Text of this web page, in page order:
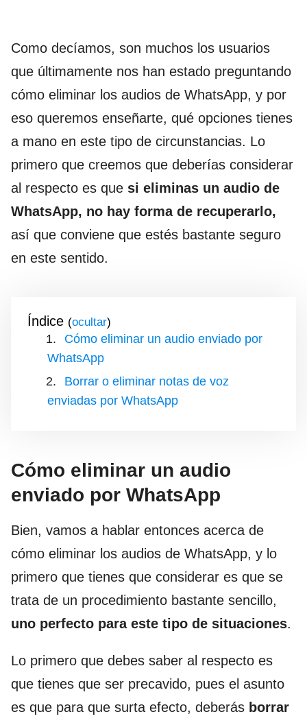
Como decíamos, son muchos los usuarios
que últimamente nos han estado preguntando
cómo eliminar los audios de WhatsApp, y por
eso queremos enseñarte, qué opciones tienes
a mano en este tipo de circunstancias. Lo
primero que creemos que deberías considerar
al respecto es que si eliminas un audio de
WhatsApp, no hay forma de recuperarlo,
así que conviene que estés bastante seguro
en este sentido.
Índice ( )
Cómo eliminar un audio enviado por
WhatsApp
Borrar o eliminar notas de voz
enviadas por WhatsApp
Cómo eliminar un audio
enviado por WhatsApp
Bien, vamos a hablar entonces acerca de
cómo eliminar los audios de WhatsApp, y lo
primero que tienes que considerar es que se
trata de un procedimiento bastante sencillo,
uno perfecto para este tipo de situaciones.
Lo primero que debes saber al respecto es
que tienes que ser precavido, pues el asunto
es que para que surta efecto, deberás borrar